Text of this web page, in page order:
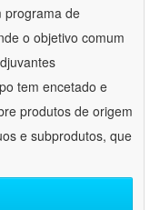
programa de
o objetivo comum
tem encetado e
produtos de origem
e subprodutos, que